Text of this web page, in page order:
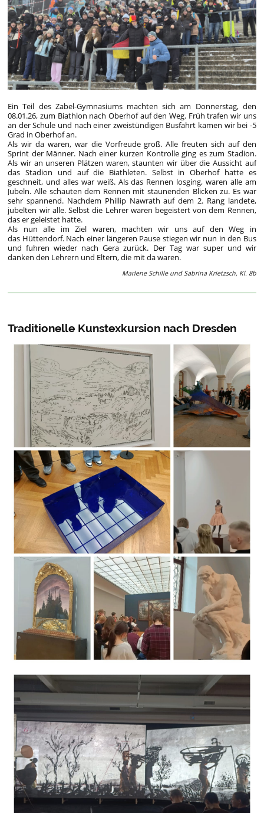
Ein Teil des Zabel-Gymnasiums machten sich am Donnerstag, den
08.01.26, zum Biathlon nach Oberhof auf den Weg. Früh trafen wir uns
an der Schule und nach einer zweistündigen Busfahrt kamen wir bei -5
Grad in Oberhof an.
Als wir da waren, war die Vorfreude groß. Alle freuten sich auf den
Sprint der Männer. Nach einer kurzen Kontrolle ging es zum Stadion.
Als wir an unseren Plätzen waren, staunten wir über die Aussicht auf
das Stadion und auf die Biathleten. Selbst in Oberhof hatte es
geschneit, und alles war weiß. Als das Rennen losging, waren alle am
Jubeln. Alle schauten dem Rennen mit staunenden Blicken zu. Es war
sehr spannend. Nachdem Phillip Nawrath auf dem 2. Rang landete,
jubelten wir alle. Selbst die Lehrer waren begeistert von dem Rennen,
das er geleistet hatte.
Als nun alle im Ziel waren, machten wir uns auf den Weg in
das Hüttendorf. Nach einer längeren Pause stiegen wir nun in den Bus
und fuhren wieder nach Gera zurück. Der Tag war super und wir
danken den Lehrern und Eltern, die mit da waren.
Marlene Schille und Sabrina Krietzsch, Kl. 8b
Traditionelle Kunstexkursion nach Dresden